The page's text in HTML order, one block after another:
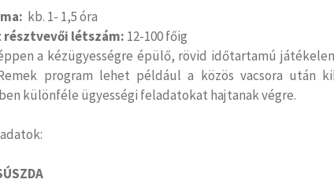
kb. 1- 1,5 óra
résztvevői létszám: 12-100 főig
a kézügyességre épülő, rövid időtartamú
program lehet például a közös vacsora után
különféle ügyességi feladatokat hajtanak végre.